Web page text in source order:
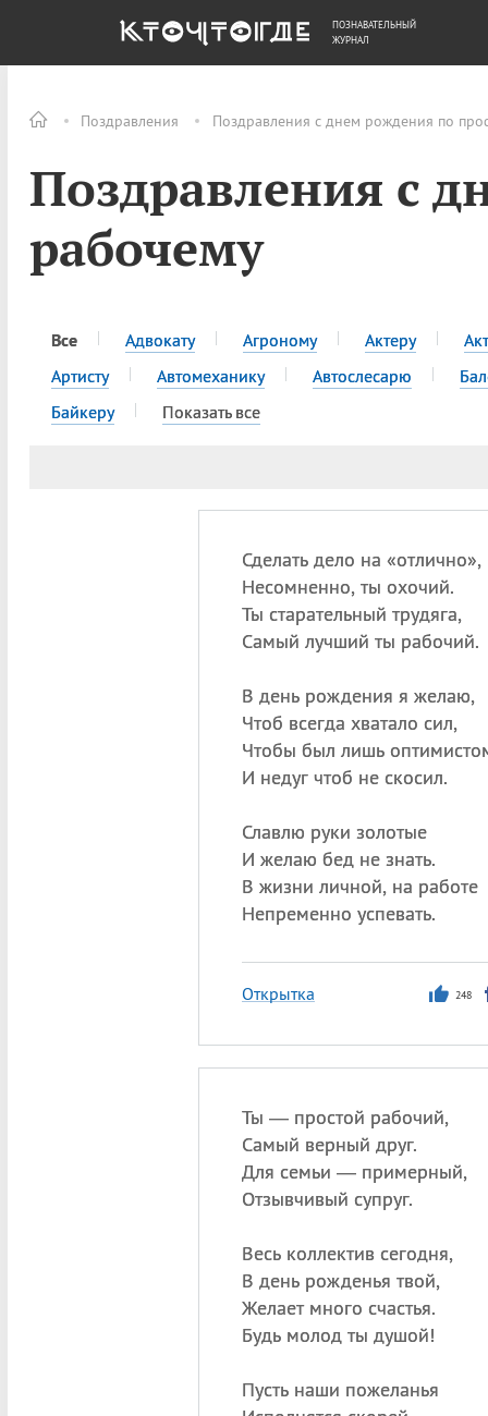
Поздравления Поздравления с днем рождения по
Поздравления с
рабочему
Все Адвокату Агроному Актеру
Артисту
Автомеханику Автослесарю
Байкеру
Показать все
Сделать дело на «отлично»,
Несомненно, ты охочий.
Ты старательный трудяга,
Самый лучший ты рабочий.
В день рождения я желаю,
Чтоб всегда хватало сил,
Чтобы был лишь
И недуг чтоб не скосил.
Славлю руки золотые
И желаю бед не знать.
В жизни личной, на работе
Непременно успевать.
Открытка 248
Ты — простой рабочий,
Самый верный друг.
Для семьи — примерный,
Отзывчивый супруг.
Весь коллектив сегодня,
В день рожденья твой,
Желает много счастья.
Будь молод ты душой!
Пусть наши пожеланья
ОБЩЕСТВО ДЕНЬГИ
ПОЗНАВАТЕЛЬНЫЙ
ЖУРНАЛ